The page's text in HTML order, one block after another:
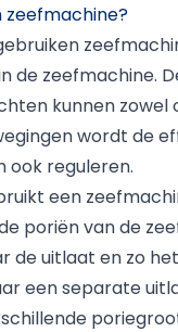
zeefmachine?
de zeefmachine.
kunnen zowel
wordt de
ook reguleren.
een
poriën van de
de uitlaat en zo
een separate